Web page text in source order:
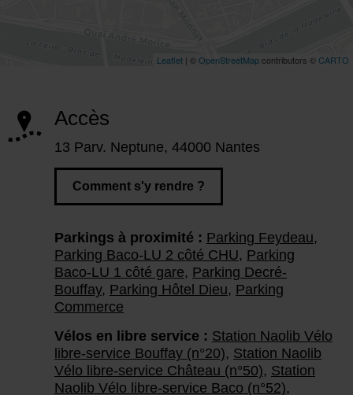
Accès
13 Parv. Neptune, 44000 Nantes
Comment s'y rendre ?
Parkings à proximité : Parking Feydeau,
Parking Baco-LU 2 côté CHU, Parking
Baco-LU 1 côté gare, Parking Decré-
Bouffay, Parking Hôtel Dieu, Parking
Commerce
Vélos en libre service : Station Naolib Vélo
libre-service Bouffay (n°20), Station Naolib
Vélo libre-service Château (n°50), Station
Naolib Vélo libre-service Baco (n°52),